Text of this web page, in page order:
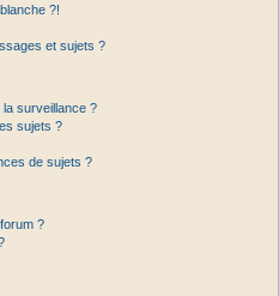
?!
et sujets ?
surveillance ?
sujets ?
de sujets ?
?